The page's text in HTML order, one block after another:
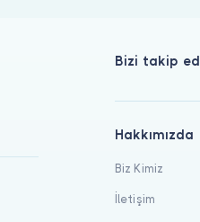
Bizi takip
Hakkımızda
Biz Kimiz
İletişim